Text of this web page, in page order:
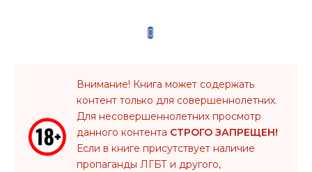
Внимание! Книга может содержать
контент только для совершеннолетних.
Для несовершеннолетних просмотр
данного контента СТРОГО ЗАПРЕЩЕН!
Если в книге присутствует наличие
пропаганды ЛГБТ и другого,